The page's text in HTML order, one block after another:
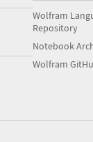
Wolfram
Repository
Notebook
Wolfram